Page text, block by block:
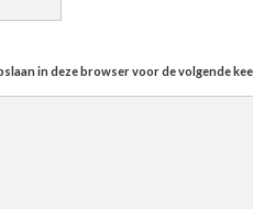
in deze browser voor de volgende